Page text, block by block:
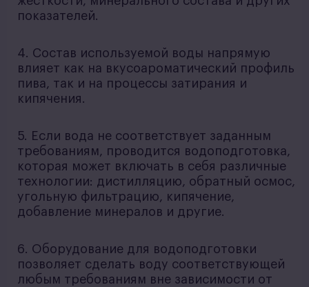
показателей.
4. Состав используемой воды напрямую
влияет как на вкусоароматический профиль
пива, так и на процессы затирания и
кипячения.
5. Если вода не соответствует заданным
требованиям, проводится водоподготовка,
которая может включать в себя различные
технологии: дистилляцию, обратный осмос,
угольную фильтрацию, кипячение,
добавление минералов и другие.
6. Оборудование для водоподготовки
позволяет сделать воду соответствующей
любым требованиям вне зависимости от